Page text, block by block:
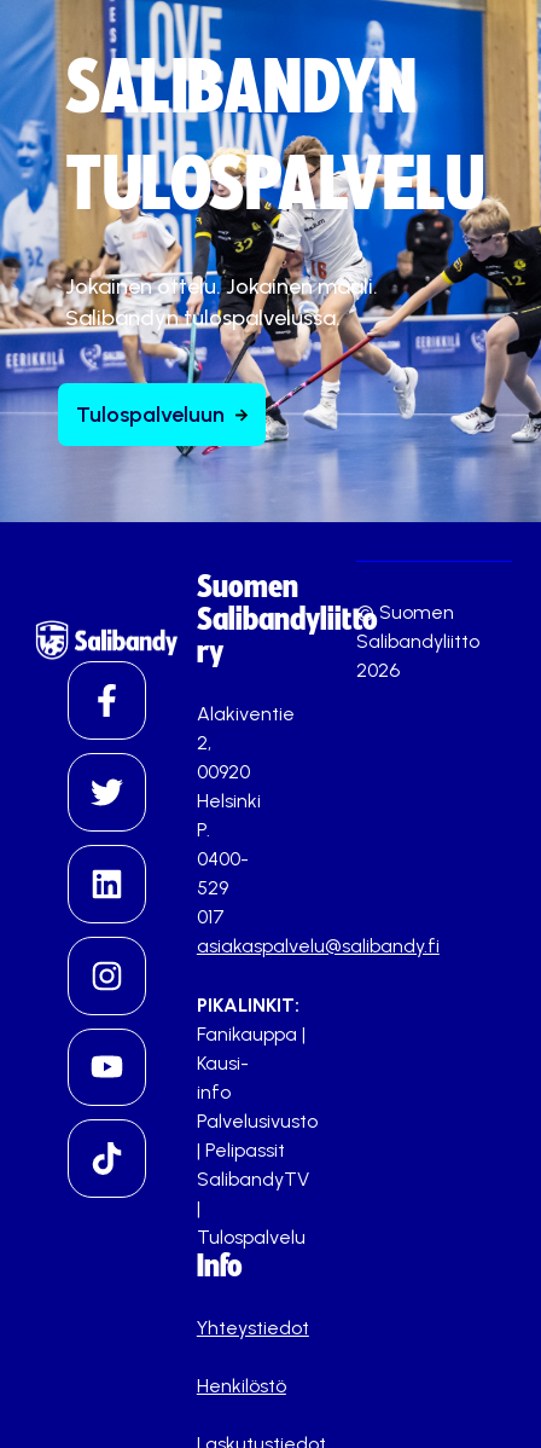
SALIBANDYN
TULOSPALVELU
Jokainen ottelu. Jokainen maali.
Salibandyn tulospalvelussa.
Tulospalveluun
Suomen
Salibandyliitto
ry
Alakiventie
2,
00920
Helsinki
P.
0400-
529
017
asiakaspalvelu@salibandy.fi
PIKALINKIT:
Fanikauppa |
Kausi-
info
Palvelusivusto
| Pelipassit
SalibandyTV
|
Tulospalvelu
Info
Yhteystiedot
Henkilöstö
© Suomen
Salibandyliitto
2026